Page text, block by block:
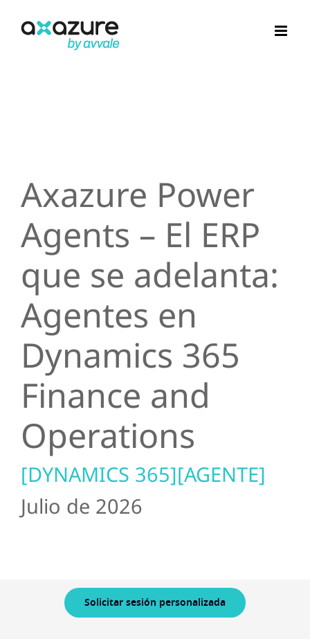
Axazure Power
Agents – El ERP
que se adelanta:
Agentes en
Dynamics 365
Finance and
Operations
[DYNAMICS 365][AGENTE]
Julio de 2026
Solicitar sesión personalizada